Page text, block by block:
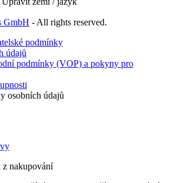
GmbH - All rights reserved.
podmínky
údajů
podmínky (VOP) a pokyny pro
osobních údajů
z nakupování